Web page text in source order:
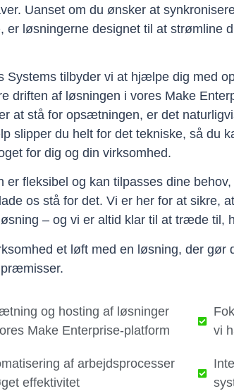
Uanset om du ønsker at
er løsningerne designet til at strømline
Systems tilbyder vi at hjælpe dig med
driften af løsningen i vores Make
at stå for opsætningen, er det
slipper du helt for det tekniske, så du
for dig og din virksomhed.
er fleksibel og kan tilpasses dine
os stå for det. Vi er her for at sikre,
– og vi er altid klar til at træde til,
et løft med en løsning, der gør
og hosting af løsninger
Make Enterprise-platform
af arbejdsprocesser
effektivitet
vi